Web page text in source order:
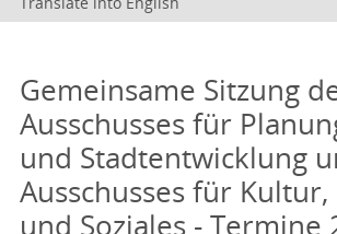
Gemeinsame Sitzung
Ausschusses für
und Stadtentwicklung
Ausschusses für
und Soziales - Termine